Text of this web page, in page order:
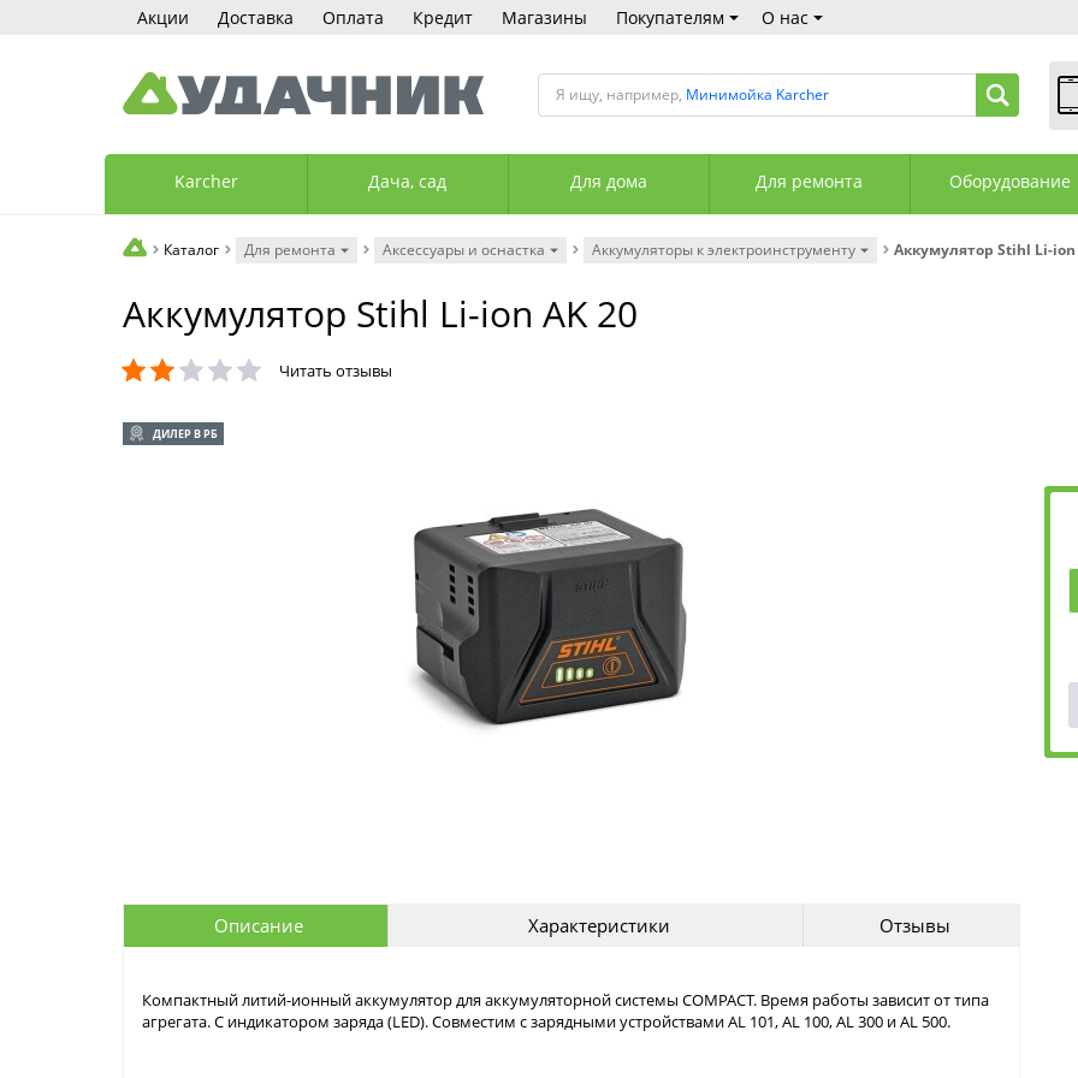
Акции Доставка Оплата Кредит Магазины Покупателям О нас
Я ищу, например, Минимойка Karcher
Karcher Дача, сад Для дома Для ремонта Оборудование
Каталог Для ремонта Аксессуары и оснастка Аккумуляторы к электроинструменту Аккумулятор Stihl Li-ion
Аккумулятор Stihl Li-ion AK 20
Читать отзывы
ДИЛЕР В РБ
Описание Характеристики Отзывы
Компактный литий-ионный аккумулятор для аккумуляторной системы COMPACT. Время работы зависит от типа
агрегата. С индикатором заряда (LED). Совместим с зарядными устройствами AL 101, AL 100, AL 300 и AL 500.